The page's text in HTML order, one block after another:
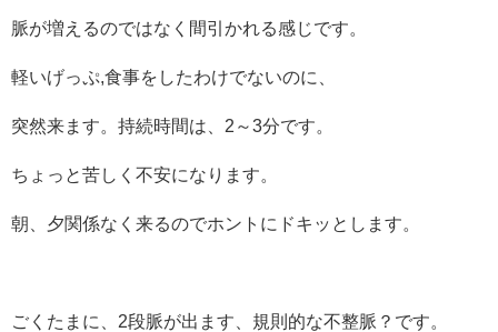
脈が増えるのではなく間引かれる感じです。
軽いげっぷ,食事をしたわけでないのに、
突然来ます。持続時間は、2～3分です。
ちょっと苦しく不安になります。
朝、夕関係なく来るのでホントにドキッとします。
ごくたまに、2段脈が出ます、規則的な不整脈？です。